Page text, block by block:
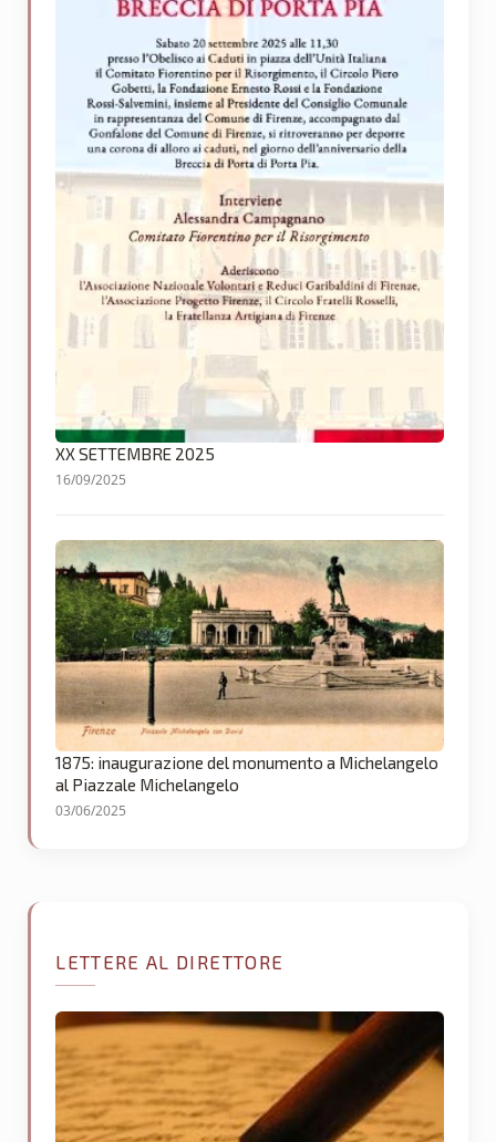
XX SETTEMBRE 2025
16/09/2025
1875: inaugurazione del monumento a Michelangelo
al Piazzale Michelangelo
03/06/2025
LETTERE AL DIRETTORE